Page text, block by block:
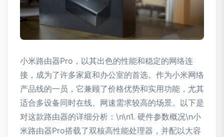
小米路由器Pro，以其出色的性能和稳定的网络连
接，成为了许多家庭和办公室的首选。作为小米网络
产品线的一员，它兼顾了价格优势和实用功能，尤其
适合多设备同时在线、网速需求较高的场景。以下是
对这款路由器的详细分析：\n\n1. 硬件参数概况\n小
米路由器Pro搭载了双核高性能处理器，并配以大容